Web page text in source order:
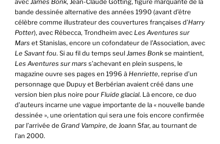
bande dessinée alternative des années 1990 (avant d’être
célèbre comme illustrateur des couvertures françaises d’Harry
Potter), avec Rébecca, Trondheim avec Les Aventures sur
Mars et Stanislas, encore un cofondateur de l’Association, avec
Le Savant fou. Si au fil du temps seul James Bonkse maintient,
Les Aventures sur mars s’achevant en plein suspens, le
magazine ouvre ses pages en 1996 à Henriette, reprise d’un
personnage que Dupuy et Berbérian avaient créé dans une
version bien plus noire pour Fluide glacial. Là encore, ce duo
d’auteurs incarne une vague importante de la « nouvelle bande
dessinée », une orientation qui sera une fois encore confirmée
par l’arrivée de Grand Vampire, de Joann Sfar, au tournant de
l’an 2000.